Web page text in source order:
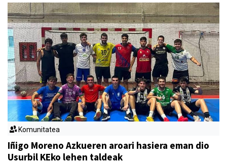
Komunitatea
Iñigo Moreno Azkueren aroari hasiera eman dio
Usurbil KEko lehen taldeak